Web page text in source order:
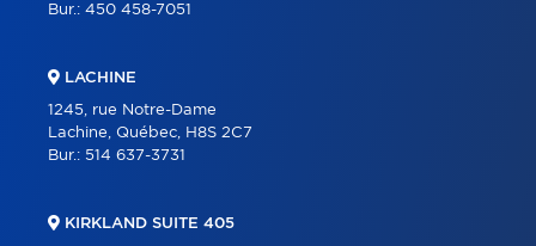
Bur.: 450 458-7051
LACHINE
1245, rue Notre-Dame
Lachine, Québec, H8S 2C7
Bur.: 514 637-3731
KIRKLAND SUITE 405